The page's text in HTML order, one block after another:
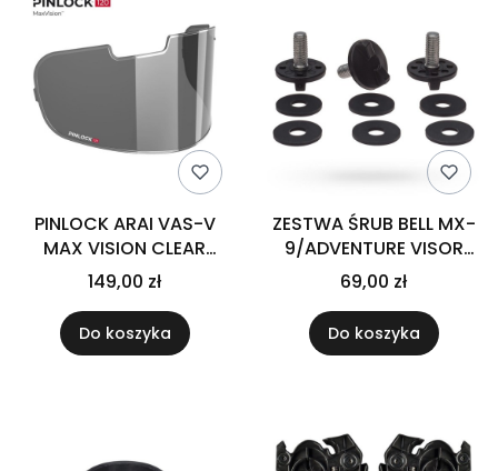
PINLOCK ARAI VAS-V
MAX VISION CLEAR
120XLT (US/EU)
149,00 zł
Do koszyka
ZESTWA ŚRUB BELL MX-
9/ADVENTURE VISOR
SCREWS BLACK
69,00 zł
Do koszyka